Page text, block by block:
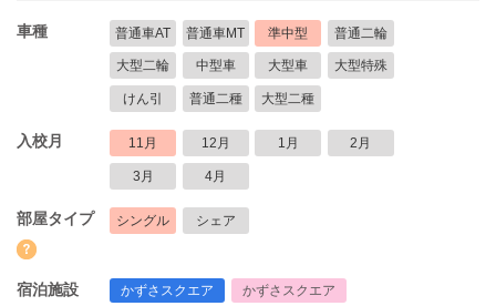
車種 普通車AT 普通車MT 準中型 普通二輪
大型二輪 中型車 大型車 大型特殊
けん引 普通二種 大型二種
入校月 11月 12月 1月 2月
3月 4月
部屋タイプ シングル シェア
宿泊施設 かずさスクエア
かずさスクエア